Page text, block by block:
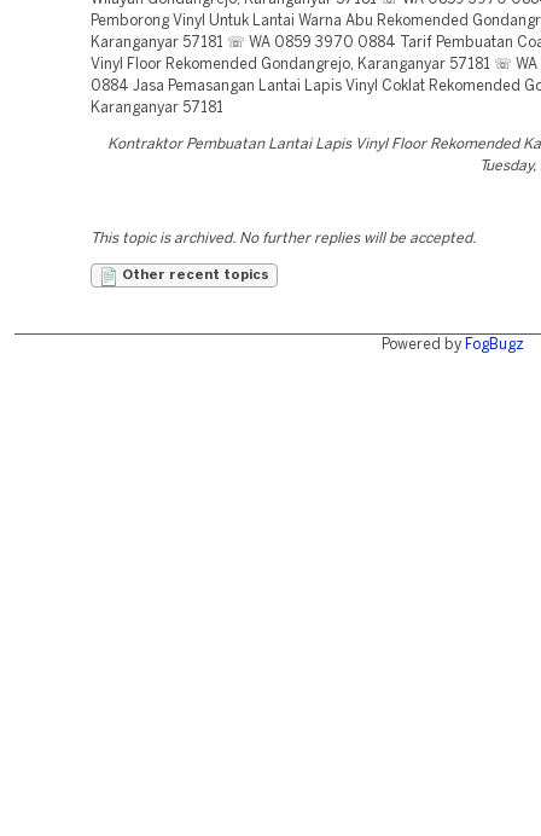
Kontraktor Pembuatan Lantai Lapis Vinyl Floor Rekomended
This topic is archived. No further replies will be accepted.
Other recent topics
Powered by FogBugz